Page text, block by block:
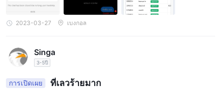
ธรรมเนียมสำหรับการแปลงสกุลเงิน ซึ่งคิดเป็น 3% ของจำนวนเงินที่
ทำธุรกรรม
TradeFillsไม่คิดค่าธรรมเนียมการฝากหรือถอนเงิน แต่อาจมีค่า
ธรรมเนียมที่ไม่ใช่การซื้อขายที่ลูกค้าควรทราบ ตัวอย่างเช่น ค่านาย
หน้าค่าธรรมเนียมการไม่ใช้งาน $10
2023-03-27 เบงกอล
Singa
3-5ปี
การเปิดเผย ที่เลวร้ายมาก